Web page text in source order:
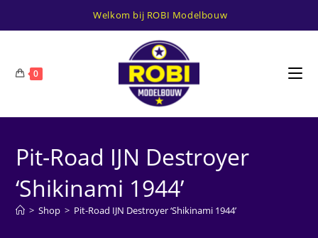
Welkom bij ROBI Modelbouw
0
Pit-Road IJN Destroyer
‘Shikinami 1944’
> Shop > Pit-Road IJN Destroyer ‘Shikinami 1944’